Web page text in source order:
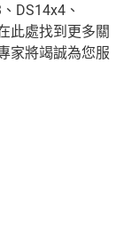
DS14x4、
此處找到更多關
家將竭誠為您服